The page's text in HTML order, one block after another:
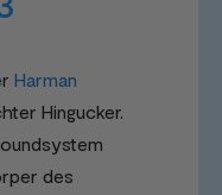
Harman
Hingucker.
des